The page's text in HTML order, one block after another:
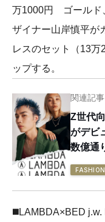
万1000円 ゴールド
ザイナー山岸慎平が
レスのセット（13万
ップする。
関連記事
Z世代
がデビ
数億通
FASHION
◼️LAMBDA×BED j.w.